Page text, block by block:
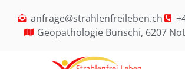
anfrage@strahlenfreileben.ch
Geopathologie Bunschi, 6207